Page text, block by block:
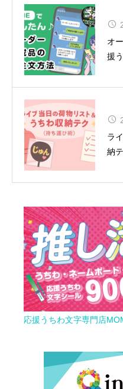
オ
援
ラ
納
夏
松
挙
応援うちわ文字専門店